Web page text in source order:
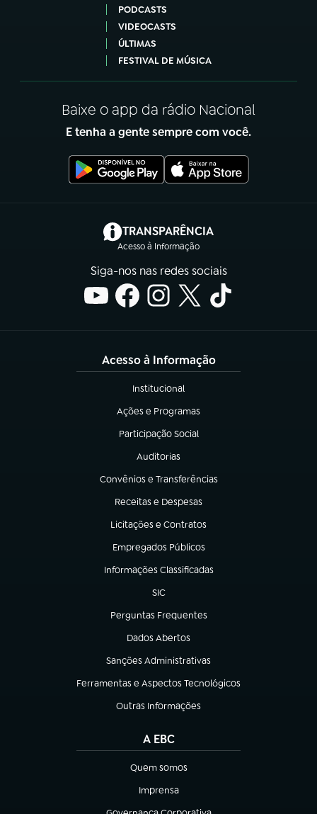
PODCASTS
VIDEOCASTS
ÚLTIMAS
FESTIVAL DE MÚSICA
Baixe o app da rádio Nacional
E tenha a gente sempre com você.
TRANSPARÊNCIA
Acesso à Informação
(abre em nova aba)
Siga-nos nas redes sociais
Acesso à Informação
Institucional
(abre em nova aba)
Ações e Programas
(abre em nova aba)
Participação Social
(abre em nova aba)
Auditorias
(abre em nova aba)
Convênios e Transferências
(abre em nova aba)
Receitas e Despesas
(abre em nova aba)
Licitações e Contratos
(abre em nova aba)
Empregados Públicos
(abre em nova aba)
Informações Classificadas
(abre em nova aba)
SIC
(abre em nova aba)
Perguntas Frequentes
(abre em nova aba)
Dados Abertos
(abre em nova aba)
Sanções Administrativas
(abre em nova aba)
Ferramentas e Aspectos Tecnológicos
(abre em nova aba)
Outras Informações
(abre em nova aba)
A EBC
Quem somos
(abre em nova aba)
Imprensa
(abre em nova aba)